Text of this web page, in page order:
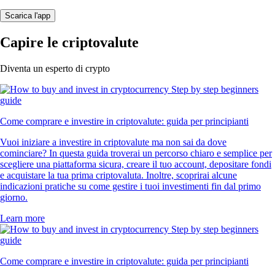
Scarica l'app
Capire le criptovalute
Diventa un esperto di crypto
Come comprare e investire in criptovalute: guida per principianti
Vuoi iniziare a investire in criptovalute ma non sai da dove
cominciare? In questa guida troverai un percorso chiaro e semplice per
scegliere una piattaforma sicura, creare il tuo account, depositare fondi
e acquistare la tua prima criptovaluta. Inoltre, scoprirai alcune
indicazioni pratiche su come gestire i tuoi investimenti fin dal primo
giorno.
Learn more
Come comprare e investire in criptovalute: guida per principianti